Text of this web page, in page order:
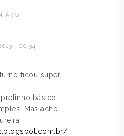
- 00:34
ficou super
básico
Mas acho